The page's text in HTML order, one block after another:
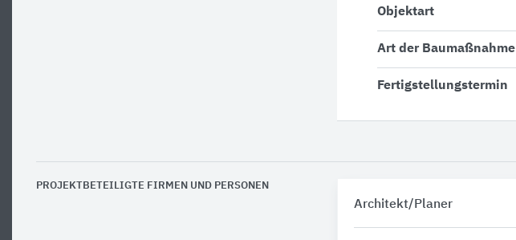
Objektart
Art der Baumaßnahme
Fertigstellungstermin
PROJEKTBETEILIGTE FIRMEN UND PERSONEN
Architekt/Planer